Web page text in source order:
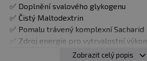
✅ Doplnění svalového glykogenu
✅ Čistý Maltodextrin
✅ Pomalu trávený komplexní Sacharid
✅ Zdroj energie pro vytrvalostní výkon
✅ Doplnění svalového glykogenu
Zobrazit celý popis